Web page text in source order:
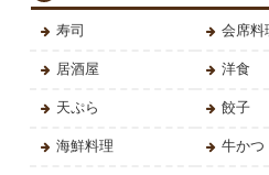
寿司 会席料
居酒屋 洋食
天ぷら 餃子
海鮮料理 牛かつ